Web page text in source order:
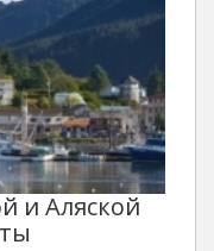
и Аляской